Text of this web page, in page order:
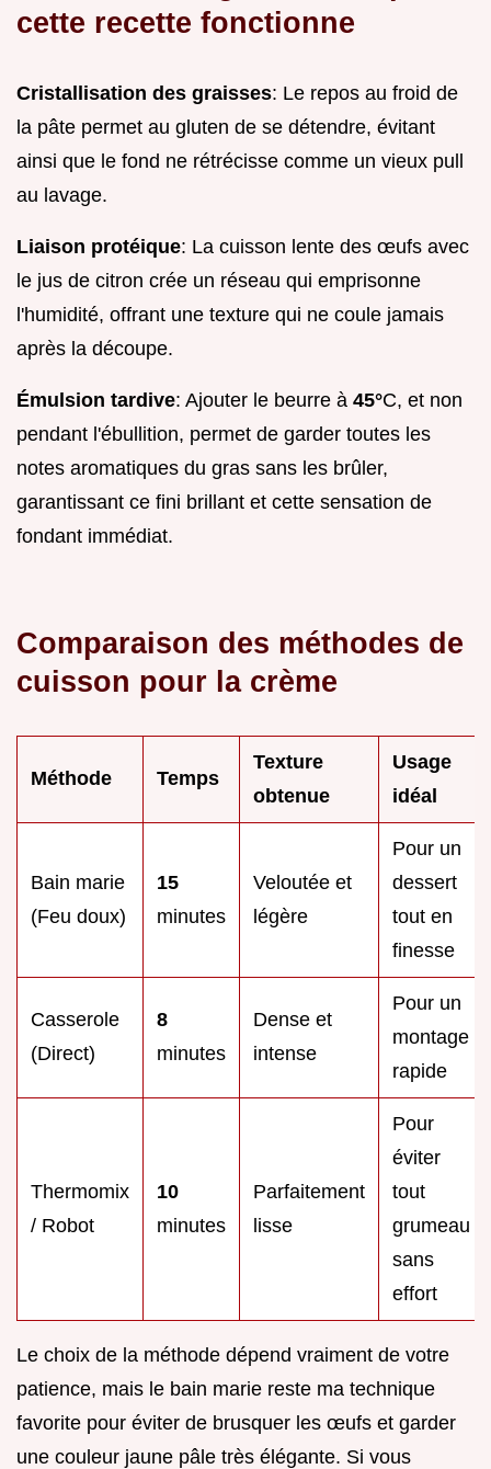
cette recette fonctionne
Cristallisation des graisses: Le repos au froid de
la pâte permet au gluten de se détendre, évitant
ainsi que le fond ne rétrécisse comme un vieux pull
au lavage.
Liaison protéique: La cuisson lente des œufs avec
le jus de citron crée un réseau qui emprisonne
l'humidité, offrant une texture qui ne coule jamais
après la découpe.
Émulsion tardive: Ajouter le beurre à 45°C, et non
pendant l'ébullition, permet de garder toutes les
notes aromatiques du gras sans les brûler,
garantissant ce fini brillant et cette sensation de
fondant immédiat.
Comparaison des méthodes de
cuisson pour la crème
Méthode Temps
Texture
obtenue
Usage
idéal
Bain marie
(Feu doux)
15
minutes
Veloutée et
légère
Pour un
dessert
tout en
finesse
Casserole
(Direct)
8
minutes
Dense et
intense
Pour un
montage
rapide
Thermomix
/ Robot
10
minutes
Parfaitement
lisse
Pour
éviter
tout
grumeau
sans
effort
Le choix de la méthode dépend vraiment de votre
patience, mais le bain marie reste ma technique
favorite pour éviter de brusquer les œufs et garder
une couleur jaune pâle très élégante. Si vous